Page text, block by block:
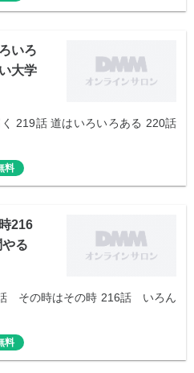
いろ
大学
219話 道はいろいろある 220話
料
216
る
その時はその時 216話 いろん
料